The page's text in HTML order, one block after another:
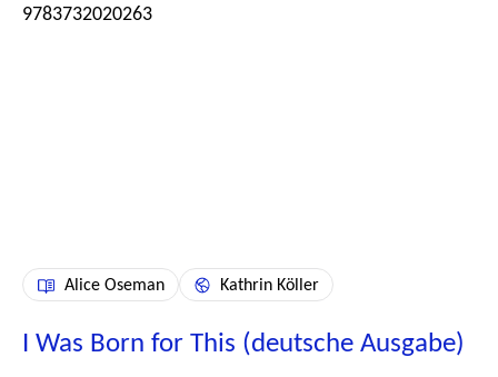
Alice Oseman Kathrin Köller
I Was Born for This (deutsche Ausgabe)